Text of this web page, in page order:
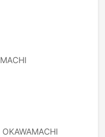
OKAWAMACHI